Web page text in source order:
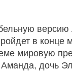
в конце
мировую
дочь